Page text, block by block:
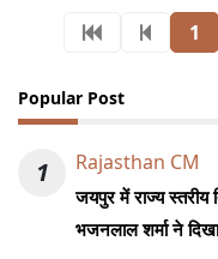
1
Popular Post
1 Rajasthan CM
जयपुर में राज्य स्तरीय
भजनलाल शर्मा ने